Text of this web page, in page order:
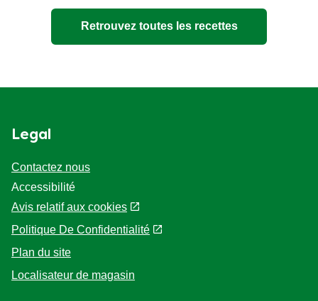
Retrouvez toutes les recettes
Legal
Contactez nous
Accessibilité
Avis relatif aux cookies
Politique De Confidentialité
Paramètres des cookies
Plan du site